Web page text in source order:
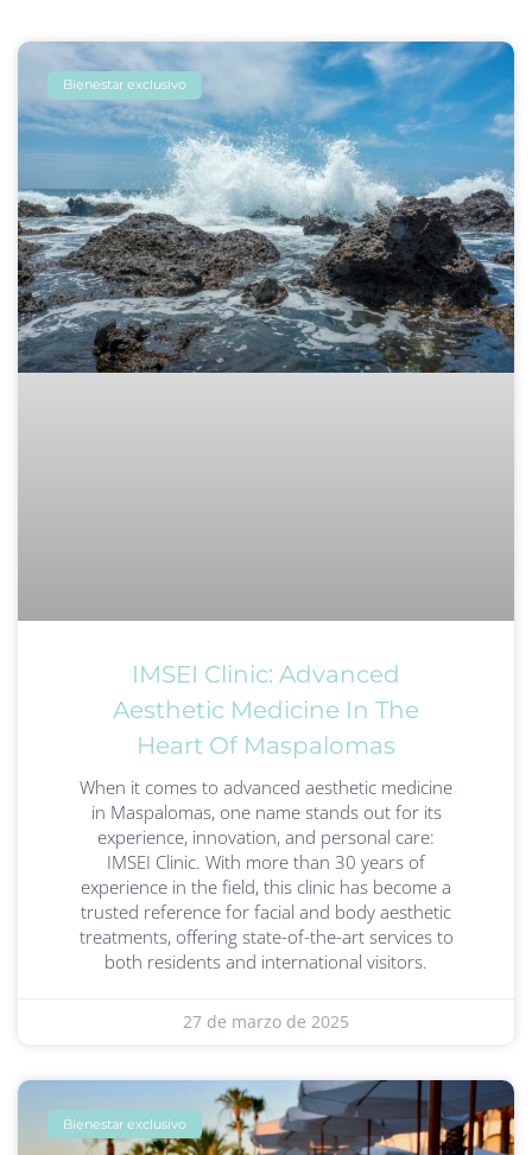
Bienestar exclusivo
IMSEI Clinic: Advanced
Aesthetic Medicine In The
Heart Of Maspalomas
When it comes to advanced aesthetic medicine
in Maspalomas, one name stands out for its
experience, innovation, and personal care:
IMSEI Clinic. With more than 30 years of
experience in the field, this clinic has become a
trusted reference for facial and body aesthetic
treatments, offering state-of-the-art services to
both residents and international visitors.
27 de marzo de 2025
Bienestar exclusivo